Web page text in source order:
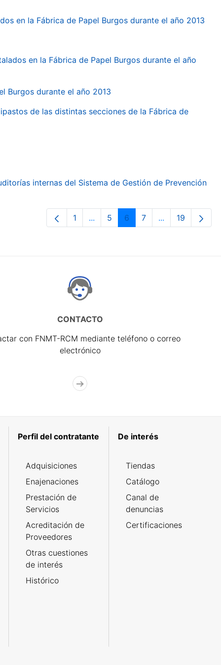
en la Fábrica de Papel Burgos durante el año 2013
en la Fábrica de Papel Burgos durante el año
Burgos durante el año 2013
de las distintas secciones de la Fábrica de
internas del Sistema de Gestión de Prevención
Página
1 ...Páginas intermedias Use TAB
Página
5 Página
6 Página
7 ...PáginasPágina
19
CONTACTO
con FNMT-RCM mediante teléfono o correo
electrónico
Perfil del contratante
Adquisiciones
Enajenaciones
Prestación de
Servicios
Acreditación de
Proveedores
Otras cuestiones
de interés
Histórico
De interés
Tiendas
Catálogo
Canal de
denuncias
Certificaciones